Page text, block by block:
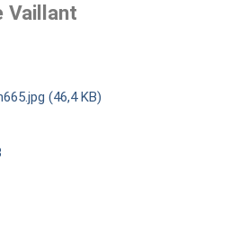
Vaillant
(46,4 KB)